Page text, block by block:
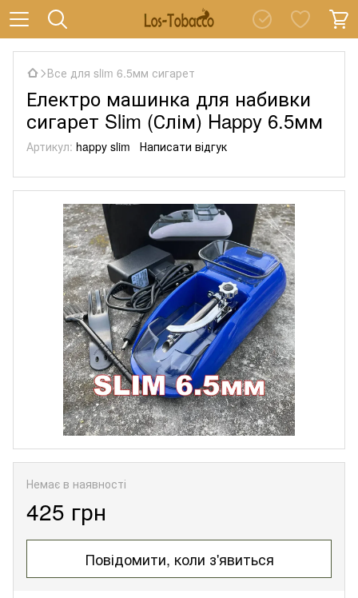
Все для slim 6.5мм сигарет
Електро машинка для набивки
сигарет Slim (Слім) Happy 6.5мм
Артикул: happy slim Написати відгук
Немає в наявності
425 грн
Повідомити, коли з'явиться